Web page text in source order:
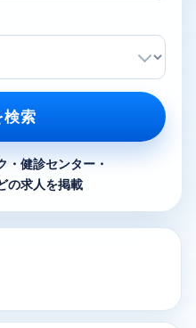
検索
・健診センター・
の求人を掲載